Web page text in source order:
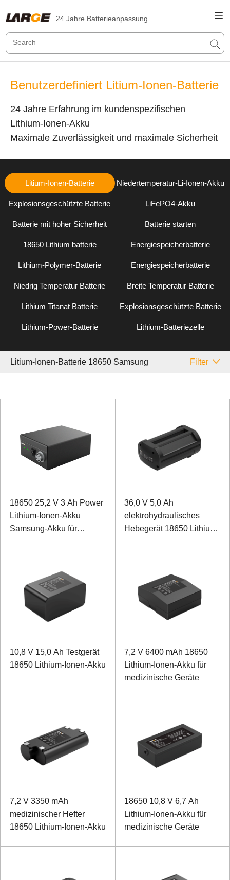
24 Jahre Batterieanpassung
Benutzerdefiniert Litium-Ionen-Batterie
24 Jahre Erfahrung im kundenspezifischen
Lithium-Ionen-Akku
Maximale Zuverlässigkeit und maximale Sicherheit
Litium-Ionen-Batterie Niedertemperatur-Li-Ionen-Akku
Explosionsgeschützte Batterie LiFePO4-Akku
Batterie mit hoher Sicherheit Batterie starten
18650 Lithium batterie Energiespeicherbatterie
Lithium-Polymer-Batterie Energiespeicherbatterie
Niedrig Temperatur Batterie Breite Temperatur Batterie
Lithium Titanat Batterie Explosionsgeschützte Batterie
Lithium-Power-Batterie Lithium-Batteriezelle
Litium-Ionen-Batterie 18650 Samsung Filter
18650 25,2 V 3 Ah Power
Lithium-Ionen-Akku
Samsung-Akku für
36,0 V 5,0 Ah
elektrohydraulisches
Hebegerät 18650 Lithium-
10,8 V 15,0 Ah Testgerät
18650 Lithium-Ionen-Akku
7,2 V 6400 mAh 18650
Lithium-Ionen-Akku für
medizinische Geräte
7,2 V 3350 mAh
medizinischer Hefter
18650 Lithium-Ionen-Akku
18650 10,8 V 6,7 Ah
Lithium-Ionen-Akku für
medizinische Geräte